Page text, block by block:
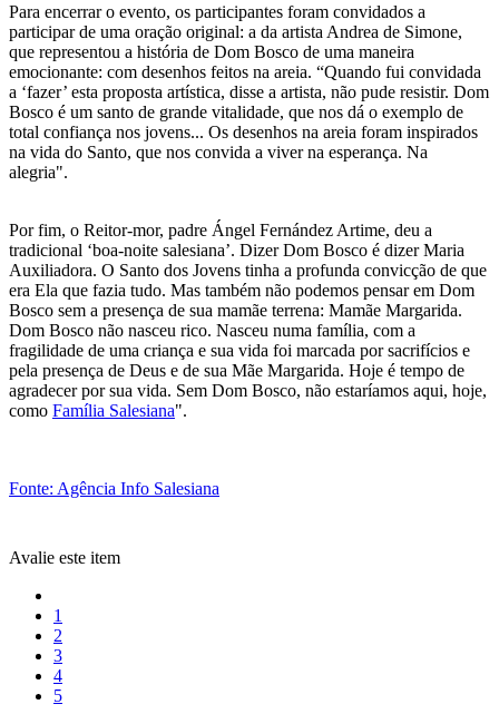
Para encerrar o evento, os participantes foram convidados a
participar de uma oração original: a da artista Andrea de Simone,
que representou a história de Dom Bosco de uma maneira
emocionante: com desenhos feitos na areia. “Quando fui convidada
a ‘fazer’ esta proposta artística, disse a artista, não pude resistir. Dom
Bosco é um santo de grande vitalidade, que nos dá o exemplo de
total confiança nos jovens... Os desenhos na areia foram inspirados
na vida do Santo, que nos convida a viver na esperança. Na
alegria".
Por fim, o Reitor-mor, padre Ángel Fernández Artime, deu a
tradicional ‘boa-noite salesiana’. Dizer Dom Bosco é dizer Maria
Auxiliadora. O Santo dos Jovens tinha a profunda convicção de que
era Ela que fazia tudo. Mas também não podemos pensar em Dom
Bosco sem a presença de sua mamãe terrena: Mamãe Margarida.
Dom Bosco não nasceu rico. Nasceu numa família, com a
fragilidade de uma criança e sua vida foi marcada por sacrifícios e
pela presença de Deus e de sua Mãe Margarida. Hoje é tempo de
agradecer por sua vida. Sem Dom Bosco, não estaríamos aqui, hoje,
como Família Salesiana".
Fonte: Agência Info Salesiana
Avalie este item
1
2
3
4
5